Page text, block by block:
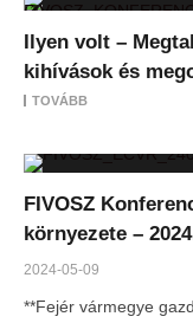
Ilyen volt –
kihívások és
TOVÁBB
FIVOSZ
környezete –
2024-05-09
**Fejér vármegye